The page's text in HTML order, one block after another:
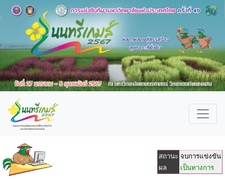
สถานะ จบการแข่งขัน
ผล
เป็นทางการ